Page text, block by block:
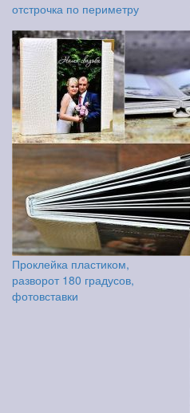
отстрочка по периметру
Проклейка пластиком,
разворот 180 градусов,
фотовставки